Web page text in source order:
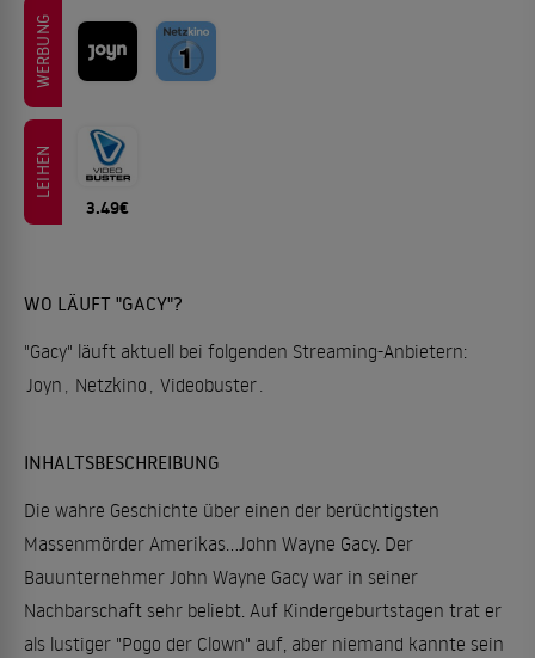
WERBUNG
LEIHEN
3.49€
WO LÄUFT "GACY"?
"Gacy" läuft aktuell bei folgenden Streaming-Anbietern:
Joyn , Netzkino , Videobuster.
INHALTSBESCHREIBUNG
Die wahre Geschichte über einen der berüchtigsten
Massenmörder Amerikas...John Wayne Gacy. Der
Bauunternehmer John Wayne Gacy war in seiner
Nachbarschaft sehr beliebt. Auf Kindergeburtstagen trat er
als lustiger "Pogo der Clown" auf, aber niemand kannte sein